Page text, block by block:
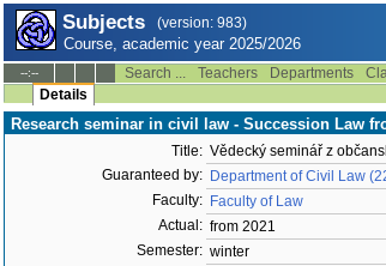
Subjects (version: 983)
Course, academic year 2025/2026
--:-- Search ... Teachers Departments
Details
Research seminar in civil law - Succession Law
Title: Vědecký seminář z
Guaranteed by: Department of Civil Law
Faculty: Faculty of Law
Actual: from 2021
Semester: winter